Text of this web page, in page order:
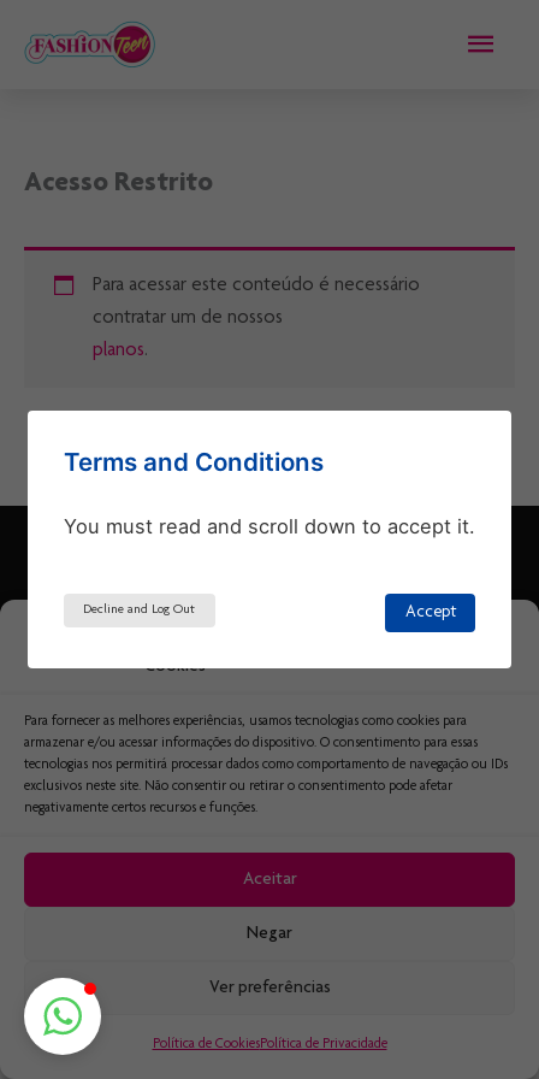
Cookies
Para fornecer as melhores experiências, usamos tecnologias como cookies para
armazenar e/ou acessar informações do dispositivo. O consentimento para essas
tecnologias nos permitirá processar dados como comportamento de navegação ou IDs
exclusivos neste site. Não consentir ou retirar o consentimento pode afetar
negativamente certos recursos e funções.
Aceitar
Negar
Ver preferências
Política de CookiesPolítica de Privacidade
para
Acesso Restrito
Para acessar este conteúdo é necessário
contratar um de nossos
planos.
CONTATO: 61.3366.2277
Terms and Conditions
You must read and scroll down to accept it.
Decline and Log Out Accept